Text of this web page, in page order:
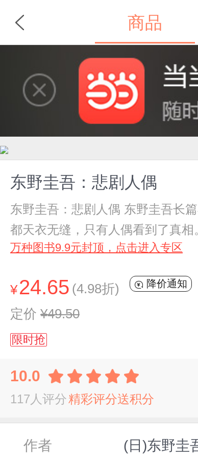
商品
东野圭吾：悲剧人偶
东野圭吾：悲剧人偶 东野圭吾长
都天衣无缝，只有人偶看到了真相
万种图书9.9元封顶，点击进入专区
¥24.65 (4.98折) 降价通知
定价 ¥49.50
限时抢
10.0
117人评分精彩评分送积分
作者 (日)东野圭